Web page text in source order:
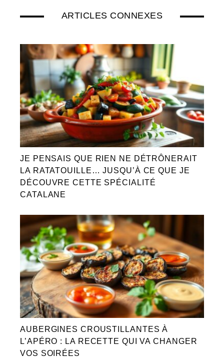
ARTICLES CONNEXES
JE PENSAIS QUE RIEN NE DÉTRÔNERAIT
LA RATATOUILLE… JUSQU’À CE QUE JE
DÉCOUVRE CETTE SPÉCIALITÉ
CATALANE
AUBERGINES CROUSTILLANTES À
L’APÉRO : LA RECETTE QUI VA CHANGER
VOS SOIRÉES